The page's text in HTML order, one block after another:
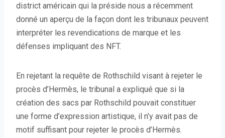
district américain qui la préside nous a récemment
donné un aperçu de la façon dont les tribunaux peuvent
interpréter les revendications de marque et les
défenses impliquant des NFT.
En rejetant la requête de Rothschild visant à rejeter le
procès d’Hermès, le tribunal a expliqué que si la
création des sacs par Rothschild pouvait constituer
une forme d’expression artistique, il n’y avait pas de
motif suffisant pour rejeter le procès d’Hermès.